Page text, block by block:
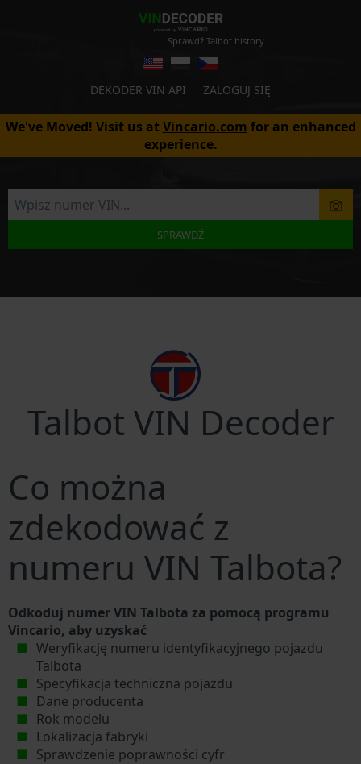
Sprawdź Talbot history
DEKODER VIN API ZALOGUJ SIĘ
We've Moved! Visit us atVincario.com for an enhanced
experience.
SPRAWDŹ
Talbot VIN Decoder
Co można
zdekodować z
numeru VIN Talbota?
Odkoduj numer VIN Talbota za pomocą programu
Vincario, aby uzyskać
Weryfikację numeru identyfikacyjnego pojazdu
Talbota
Specyfikacja techniczna pojazdu
Dane producenta
Rok modelu
Lokalizacja fabryki
Sprawdzenie poprawności cyfr